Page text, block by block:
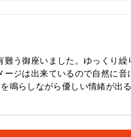
う御座いました。ゆっくり
ジは出来ているので自然に音
鳴らしながら優しい情緒が出